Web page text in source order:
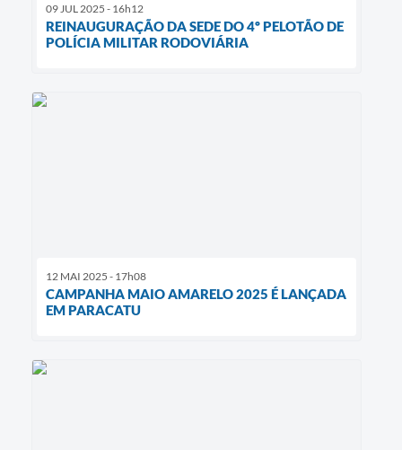
09 JUL 2025 - 16h12
REINAUGURAÇÃO DA SEDE DO 4º PELOTÃO DE
POLÍCIA MILITAR RODOVIÁRIA
12 MAI 2025 - 17h08
CAMPANHA MAIO AMARELO 2025 É LANÇADA
EM PARACATU